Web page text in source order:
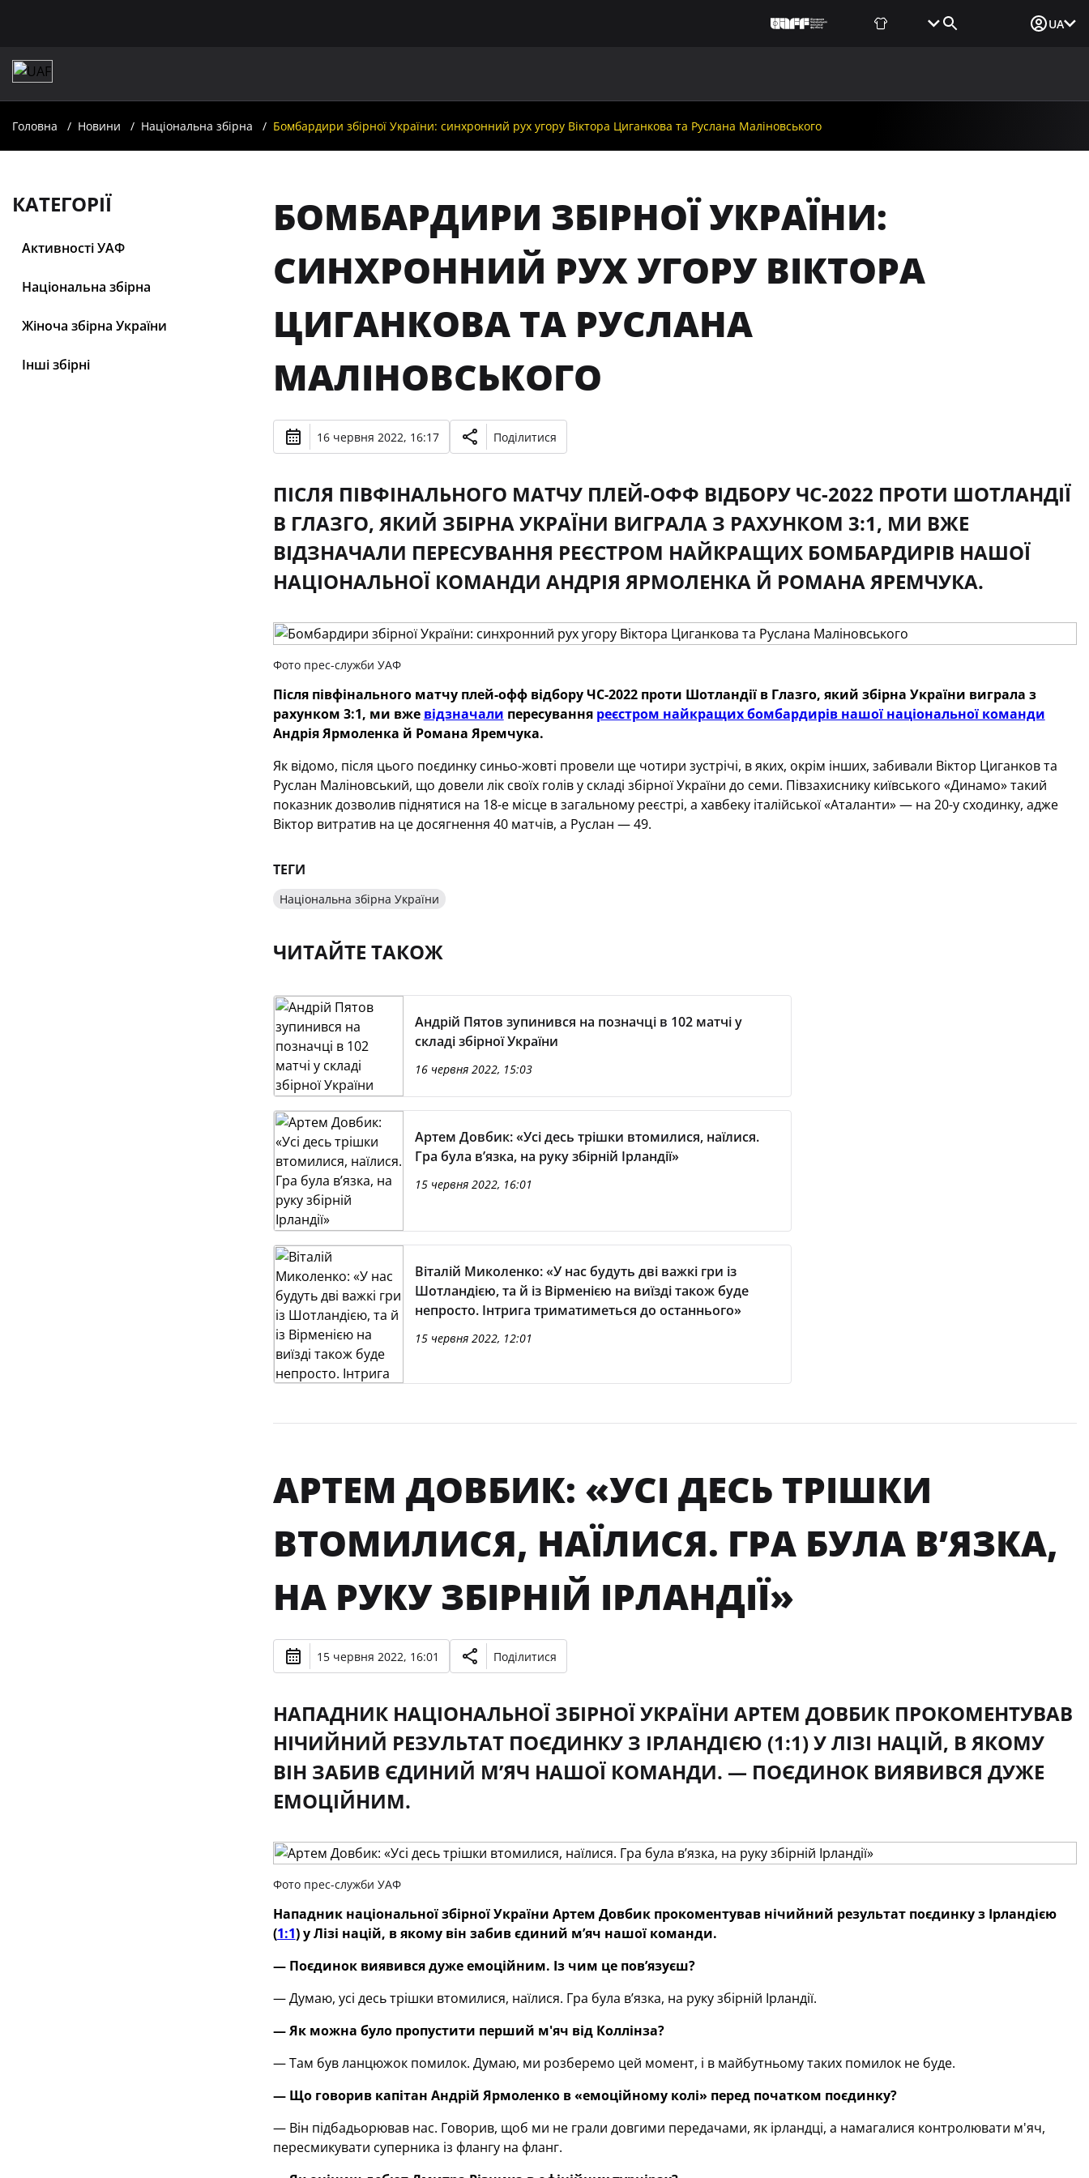
UA
Головна Новини Національна збірна Бомбардири збірної України: синхронний рух угору Віктора Циганкова та Руслана Маліновського
КАТЕГОРІЇ
Активності УАФ
Національна збірна
Жіноча збірна України
Інші збірні
БОМБАРДИРИ ЗБІРНОЇ УКРАЇНИ:
СИНХРОННИЙ РУХ УГОРУ ВІКТОРА
ЦИГАНКОВА ТА РУСЛАНА
МАЛІНОВСЬКОГО
16 червня 2022, 16:17 Поділитися
ПІСЛЯ ПІВФІНАЛЬНОГО МАТЧУ ПЛЕЙ-ОФФ ВІДБОРУ ЧС-2022 ПРОТИ ШОТЛАНДІЇ
В ГЛАЗГО, ЯКИЙ ЗБІРНА УКРАЇНИ ВИГРАЛА З РАХУНКОМ 3:1, МИ ВЖЕ
ВІДЗНАЧАЛИ ПЕРЕСУВАННЯ РЕЄСТРОМ НАЙКРАЩИХ БОМБАРДИРІВ НАШОЇ
НАЦІОНАЛЬНОЇ КОМАНДИ АНДРІЯ ЯРМОЛЕНКА Й РОМАНА ЯРЕМЧУКА.
Фото прес-служби УАФ
Після півфінального матчу плей-офф відбору ЧС-2022 проти Шотландії в Глазго, який збірна України виграла з
рахунком 3:1, ми вже відзначали пересування реєстром найкращих бомбардирів нашої національної команди
Андрія Ярмоленка й Романа Яремчука.
Як відомо, після цього поєдинку синьо-жовті провели ще чотири зустрічі, в яких, окрім інших, забивали Віктор Циганков та
Руслан Маліновський, що довели лік своїх голів у складі збірної України до семи. Півзахиснику київського «Динамо» такий
показник дозволив піднятися на 18-е місце в загальному реєстрі, а хавбеку італійської «Аталанти» — на 20-у сходинку, адже
Віктор витратив на це досягнення 40 матчів, а Руслан — 49.
ТЕГИ
Національна збірна України
ЧИТАЙТЕ ТАКОЖ
Андрій Пятов зупинився на позначці в 102 матчі у
складі збірної України
16 червня 2022, 15:03
Артем Довбик: «Усі десь трішки втомилися, наїлися.
Гра була в’язка, на руку збірній Ірландії»
15 червня 2022, 16:01
Віталій Миколенко: «У нас будуть дві важкі гри із
Шотландією, та й із Вірменією на виїзді також буде
непросто. Інтрига триматиметься до останнього»
15 червня 2022, 12:01
АРТЕМ ДОВБИК: «УСІ ДЕСЬ ТРІШКИ
ВТОМИЛИСЯ, НАЇЛИСЯ. ГРА БУЛА В’ЯЗКА,
НА РУКУ ЗБІРНІЙ ІРЛАНДІЇ»
15 червня 2022, 16:01 Поділитися
НАПАДНИК НАЦІОНАЛЬНОЇ ЗБІРНОЇ УКРАЇНИ АРТЕМ ДОВБИК ПРОКОМЕНТУВАВ
НІЧИЙНИЙ РЕЗУЛЬТАТ ПОЄДИНКУ З ІРЛАНДІЄЮ (1:1) У ЛІЗІ НАЦІЙ, В ЯКОМУ
ВІН ЗАБИВ ЄДИНИЙ М’ЯЧ НАШОЇ КОМАНДИ. — ПОЄДИНОК ВИЯВИВСЯ ДУЖЕ
ЕМОЦІЙНИМ.
Фото прес-служби УАФ
Нападник національної збірної України Артем Довбик прокоментував нічийний результат поєдинку з Ірландією
(1:1) у Лізі націй, в якому він забив єдиний м’яч нашої команди.
— Поєдинок виявився дуже емоційним. Із чим це пов’язуєш?
— Думаю, усі десь трішки втомилися, наїлися. Гра була в’язка, на руку збірній Ірландії.
— Як можна було пропустити перший м'яч від Коллінза?
— Там був ланцюжок помилок. Думаю, ми розберемо цей момент, і в майбутньому таких помилок не буде.
— Що говорив капітан Андрій Ярмоленко в «емоційному колі» перед початком поєдинку?
— Він підбадьорював нас. Говорив, щоб ми не грали довгими передачами, як ірландці, а намагалися контролювати м'яч,
пересмикувати суперника із флангу на фланг.